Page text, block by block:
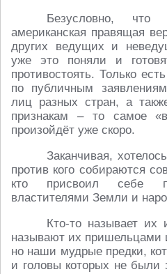
Безусловно,
американская правящая
других ведущих и
уже это поняли и
противостоять. Только
по публичным
лиц разных стран, а
признакам – то самое
произойдёт уже скоро.
Заканчивая,
против кого собираются
кто присвоил себе
властителями Земли и
Кто-то называет их
называют их пришельцами
но наши мудрые предки,
и головы которых не